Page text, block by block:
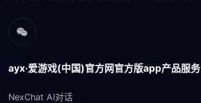
ayx·爱游戏(中国)官方网官方版app产品服务
NexChat AI对话